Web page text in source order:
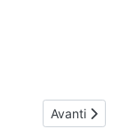
Articolo
Avanti